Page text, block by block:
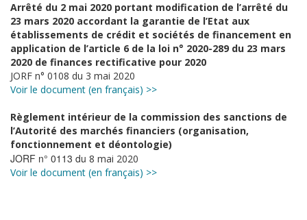
Arrêté du 2 mai 2020 portant modification de l’arrêté du
23 mars 2020 accordant la garantie de l’Etat aux
établissements de crédit et sociétés de financement en
application de l’article 6 de la loi n° 2020-289 du 23 mars
2020 de finances rectificative pour 2020
JORF n° 0108 du 3 mai 2020
Voir le document (en français) >>
Règlement intérieur de la commission des sanctions de
l’Autorité des marchés financiers (organisation,
fonctionnement et déontologie)
JORF n° 0113 du 8 mai 2020
Voir le document (en français) >>